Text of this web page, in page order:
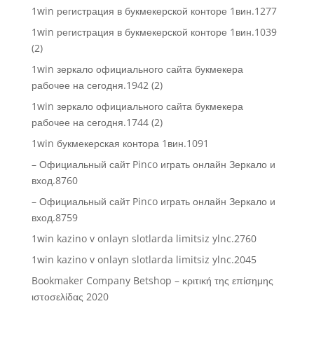
1win регистрация в букмекерской конторе 1вин.1277
1win регистрация в букмекерской конторе 1вин.1039
(2)
1win зеркало официального сайта букмекера
рабочее на сегодня.1942 (2)
1win зеркало официального сайта букмекера
рабочее на сегодня.1744 (2)
1win букмекерская контора 1вин.1091
– Официальный сайт Pinco играть онлайн Зеркало и
вход.8760
– Официальный сайт Pinco играть онлайн Зеркало и
вход.8759
1win kazino v onlayn slotlarda limitsiz ylnc.2760
1win kazino v onlayn slotlarda limitsiz ylnc.2045
Bookmaker Company Betshop – κριτική της επίσημης
ιστοσελίδας 2020